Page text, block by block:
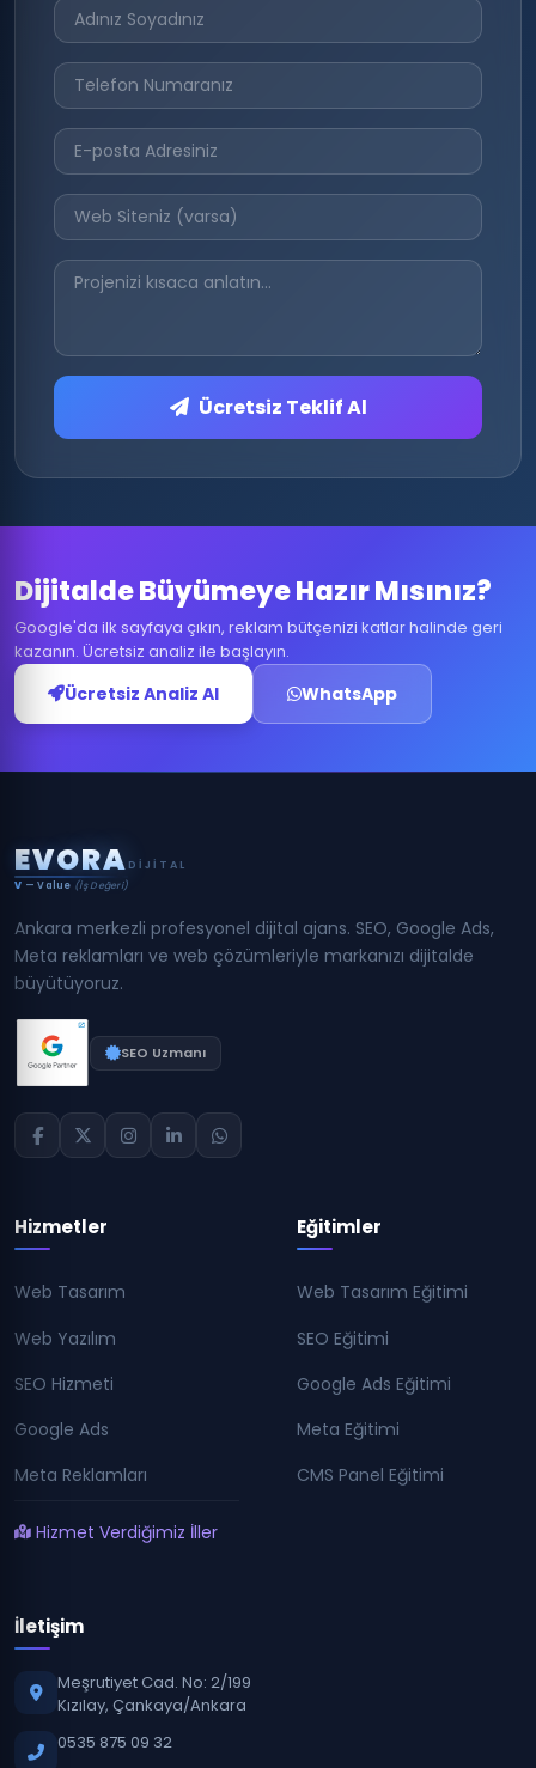
Ücretsiz Teklif Al
Dijitalde Büyümeye Hazır Mısınız?
Google'da ilk sayfaya çıkın, reklam bütçenizi katlar halinde geri
kazanın. Ücretsiz analiz ile başlayın.
Ücretsiz Analiz Al WhatsApp
EVORA DIJITAL
V — Value (İş Değeri)
Ankara merkezli profesyonel dijital ajans. SEO, Google Ads,
Meta reklamları ve web çözümleriyle markanızı dijitalde
büyütüyoruz.
SEO Uzmanı
Hizmetler
Web Tasarım
Web Yazılım
SEO Hizmeti
Google Ads
Meta Reklamları
Hizmet Verdiğimiz İller
Eğitimler
Web Tasarım Eğitimi
SEO Eğitimi
Google Ads Eğitimi
Meta Eğitimi
CMS Panel Eğitimi
İletişim
Meşrutiyet Cad. No: 2/199
Kızılay, Çankaya/Ankara
0535 875 09 32